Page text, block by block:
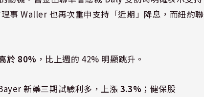
事 Waller 也再次重申支持「近期」降息，而紐約聯
於 80% ，比上週的 42% 明顯跳升。
新藥三期試驗利多，上漲 3.3% ；健保股